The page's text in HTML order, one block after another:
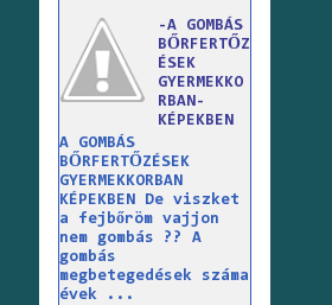
-A GOMBÁS
BŐRFERTŐZ
ÉSEK
GYERMEKKO
RBAN-
KÉPEKBEN
A GOMBÁS
BŐRFERTŐZÉSEK
GYERMEKKORBAN
KÉPEKBEN De viszket
a fejbőröm vajjon
nem gombás ?? A
gombás
megbetegedések száma
évek ...